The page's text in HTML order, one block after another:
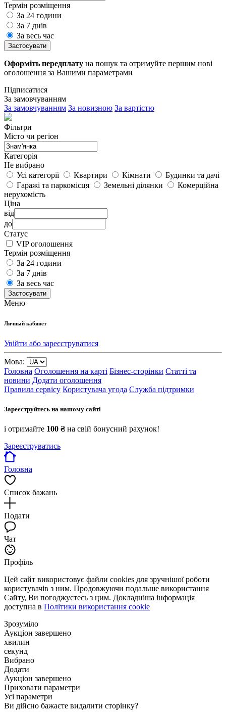
Термін розміщення
За 24 години
За 7 днів
За весь час
Застосувати
Оформіть передплату на пошук та отримуйте першим нові
оголошення за Вашими параметрами
Підписатися
За замовчуванням
За замовчуванням За новизною За вартістю
Фільтри
Місто чи регіон
Категорія
Не вибрано
Усі категорії
Квартири Кімнати
Будинки та дачі
Гаражі та паркомісця
Земельні ділянки
Комерційна
нерухомість
Ціна
від
до
Статус
VIP оголошення
Термін розміщення
За 24 години
За 7 днів
За весь час
Застосувати
Меню
Личный кабинет
Увійти або зареєструватися
Мова:
Головна Оголошення на карті Бізнес-сторінки Статті та
новини Додати оголошення
Правила сервісу Користувача угода Служба підтримки
Зареєструйтесь на нашому сайті
і отримайте 100 ₴ на свій бонусний рахунок!
Зареєструватись
Головна
Список бажань
Подати
Чат
Профіль
Цей сайт використовує файли cookies для зручнішої роботи
користувачів з ним. Продовжуючи подальше використання
Сайту, Ви погоджуєтесь з цим. Докладніша інформація
доступна в Політики використання cookie
Зрозуміло
Аукціон завершено
хвилин
секунд
Вибрано
Додати
Аукціон завершено
Приховати параметри
Усі параметри
Ви дійсно бажаєте видалити сторінку?